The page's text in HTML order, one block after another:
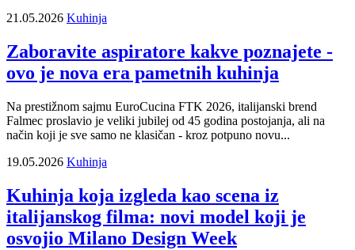
21.05.2026 Kuhinja
Zaboravite aspiratore kakve poznajete -
ovo je nova era pametnih kuhinja
Na prestižnom sajmu EuroCucina FTK 2026, italijanski brend
Falmec proslavio je veliki jubilej od 45 godina postojanja, ali na
način koji je sve samo ne klasičan - kroz potpuno novu...
19.05.2026 Kuhinja
Kuhinja koja izgleda kao scena iz
italijanskog filma: novi model koji je
osvojio Milano Design Week